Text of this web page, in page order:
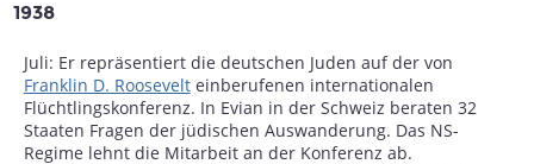
1938
Juli: Er repräsentiert die deutschen Juden auf der von
Franklin D. Roosevelteinberufenen internationalen
Flüchtlingskonferenz. In Evian in der Schweiz beraten 32
Staaten Fragen der jüdischen Auswanderung. Das NS-
Regime lehnt die Mitarbeit an der Konferenz ab.